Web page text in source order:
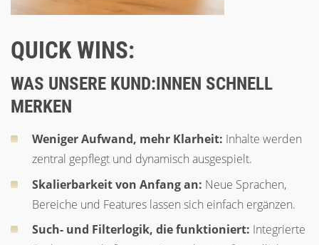
QUICK WINS:
WAS UNSERE KUND:INNEN SCHNELL
MERKEN
Weniger Aufwand, mehr Klarheit: Inhalte werden
zentral gepflegt und dynamisch ausgespielt.
Skalierbarkeit von Anfang an: Neue Sprachen,
Bereiche und Features lassen sich einfach ergänzen.
Such- und Filterlogik, die funktioniert: Integrierte